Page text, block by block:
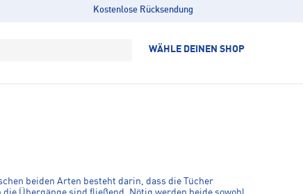
Kostenlose Rücksendung
WÄHLE DEINEN SHOP
beiden Arten besteht darin, dass die Tücher